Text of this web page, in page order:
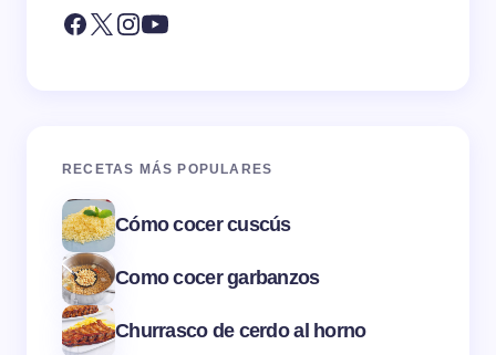
RECETAS MÁS POPULARES
Cómo cocer cuscús
Como cocer garbanzos
Churrasco de cerdo al horno